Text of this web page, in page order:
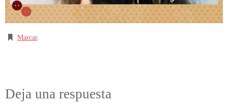
Marcar.
Deja una respuesta